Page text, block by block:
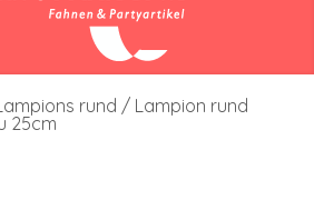
rund / Lampion rund
25cm